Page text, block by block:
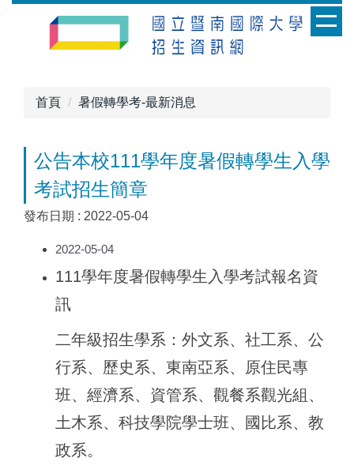
首頁 暑假轉學考-最新消息
公告本校111學年度暑假轉學生入學
考試招生簡章
發布日期 : 2022-05-04
2022-05-04
111學年度暑假轉學生入學考試報名資
訊
二年級招生學系：外文系、社工系、公
行系、歷史系、東南亞系、原住民專
班、經濟系、資管系、觀餐系觀光組、
土木系、科技學院學士班、國比系、教
政系。